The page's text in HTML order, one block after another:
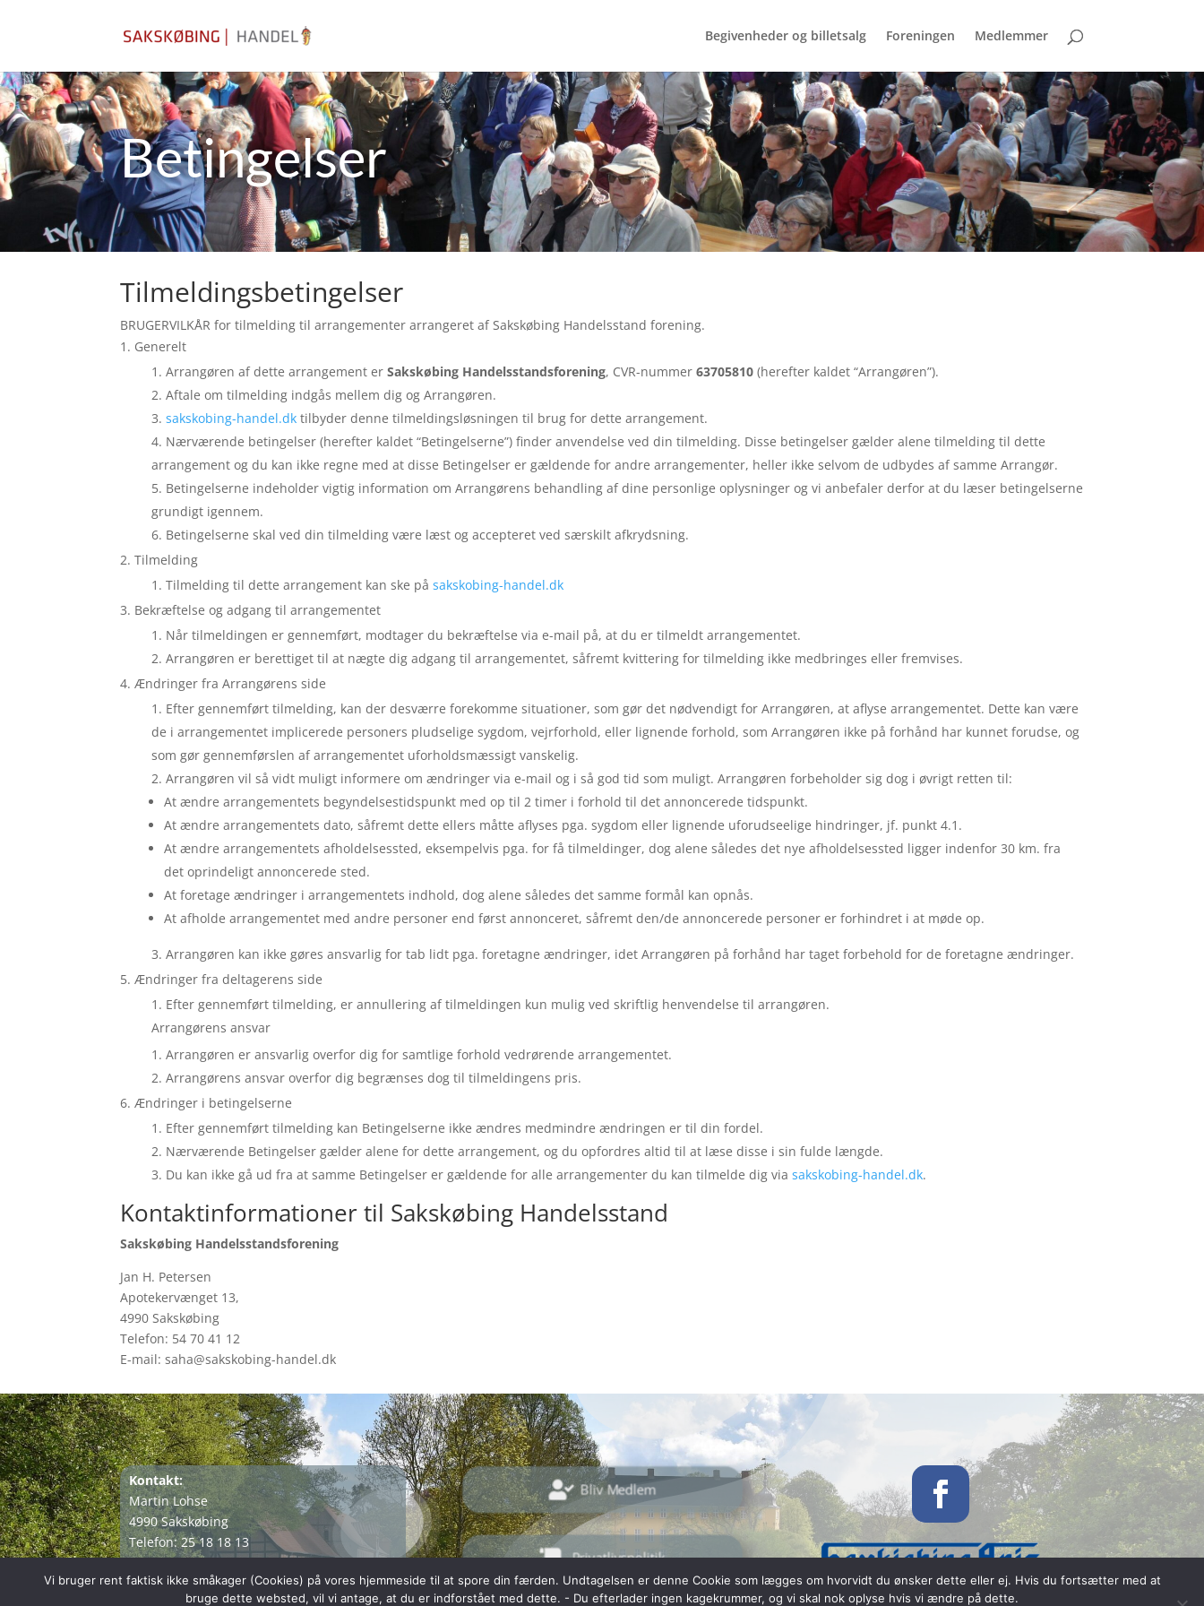
Begivenheder og billetsalg Foreningen Medlemmer
Betingelser
Tilmeldingsbetingelser
BRUGERVILKÅR for tilmelding til arrangementer arrangeret af Sakskøbing Handelsstand forening.
Generelt
Arrangøren af dette arrangement erSakskøbing Handelsstandsforening, CVR-nummer63705810 (herefter kaldet “Arrangøren”).
Aftale om tilmelding indgås mellem dig og Arrangøren.
sakskobing-handel.dk tilbyder denne tilmeldingsløsningen til brug for dette arrangement.
Nærværende betingelser (herefter kaldet “Betingelserne”) finder anvendelse ved din tilmelding. Disse betingelser gælder alene tilmelding til dette
arrangement og du kan ikke regne med at disse Betingelser er gældende for andre arrangementer, heller ikke selvom de udbydes af samme Arrangør.
Betingelserne indeholder vigtig information om Arrangørens behandling af dine personlige oplysninger og vi anbefaler derfor at du læser betingelserne
grundigt igennem.
Betingelserne skal ved din tilmelding være læst og accepteret ved særskilt afkrydsning.
Tilmelding
Tilmelding til dette arrangement kan ske påsakskobing-handel.dk
Bekræftelse og adgang til arrangementet
Når tilmeldingen er gennemført, modtager du bekræftelse via e-mail på, at du er tilmeldt arrangementet.
Arrangøren er berettiget til at nægte dig adgang til arrangementet, såfremt kvittering for tilmelding ikke medbringes eller fremvises.
Ændringer fra Arrangørens side
Efter gennemført tilmelding, kan der desværre forekomme situationer, som gør det nødvendigt for Arrangøren, at aflyse arrangementet. Dette kan være
de i arrangementet implicerede personers pludselige sygdom, vejrforhold, eller lignende forhold, som Arrangøren ikke på forhånd har kunnet forudse, og
som gør gennemførslen af arrangementet uforholdsmæssigt vanskelig.
Arrangøren vil så vidt muligt informere om ændringer via e-mail og i så god tid som muligt. Arrangøren forbeholder sig dog i øvrigt retten til:
At ændre arrangementets begyndelsestidspunkt med op til 2 timer i forhold til det annoncerede tidspunkt.
At ændre arrangementets dato, såfremt dette ellers måtte aflyses pga. sygdom eller lignende uforudseelige hindringer, jf. punkt 4.1.
At ændre arrangementets afholdelsessted, eksempelvis pga. for få tilmeldinger, dog alene således det nye afholdelsessted ligger indenfor 30 km. fra
det oprindeligt annoncerede sted.
At foretage ændringer i arrangementets indhold, dog alene således det samme formål kan opnås.
At afholde arrangementet med andre personer end først annonceret, såfremt den/de annoncerede personer er forhindret i at møde op.
Arrangøren kan ikke gøres ansvarlig for tab lidt pga. foretagne ændringer, idet Arrangøren på forhånd har taget forbehold for de foretagne ændringer.
Ændringer fra deltagerens side
Efter gennemført tilmelding, er annullering af tilmeldingen kun mulig ved skriftlig henvendelse til arrangøren.
Arrangørens ansvar
Arrangøren er ansvarlig overfor dig for samtlige forhold vedrørende arrangementet.
Arrangørens ansvar overfor dig begrænses dog til tilmeldingens pris.
Ændringer i betingelserne
Efter gennemført tilmelding kan Betingelserne ikke ændres medmindre ændringen er til din fordel.
Nærværende Betingelser gælder alene for dette arrangement, og du opfordres altid til at læse disse i sin fulde længde.
Du kan ikke gå ud fra at samme Betingelser er gældende for alle arrangementer du kan tilmelde dig viasakskobing-handel.dk.
Kontaktinformationer til Sakskøbing Handelsstand
Sakskøbing Handelsstandsforening
Jan H. Petersen
Apotekervænget 13,
4990 Sakskøbing
Telefon: 54 70 41 12
E-mail: saha@sakskobing-handel.dk
Kontakt:
Martin Lohse
4990 Sakskøbing
Telefon: 25 18 18 13
E-mail: saha@sakskobing-handel.dk
 Bliv Medlem
 Privatlivspolitik
Vi bruger rent faktisk ikke småkager (Cookies) på vores hjemmeside til at spore din færden. Undtagelsen er denne Cookie som lægges om hvorvidt du ønsker dette eller ej. Hvis du fortsætter med at
bruge dette websted, vil vi antage, at du er indforstået med dette. - Du efterlader ingen kagekrummer, og vi skal nok oplyse hvis vi ændre på dette.